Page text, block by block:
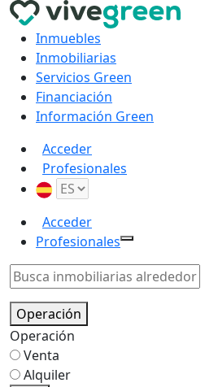
Inmuebles
Inmobiliarias
Servicios Green
Financiación
Información Green
Acceder
Profesionales
Acceder
Profesionales
Operación
Operación
Venta
Alquiler